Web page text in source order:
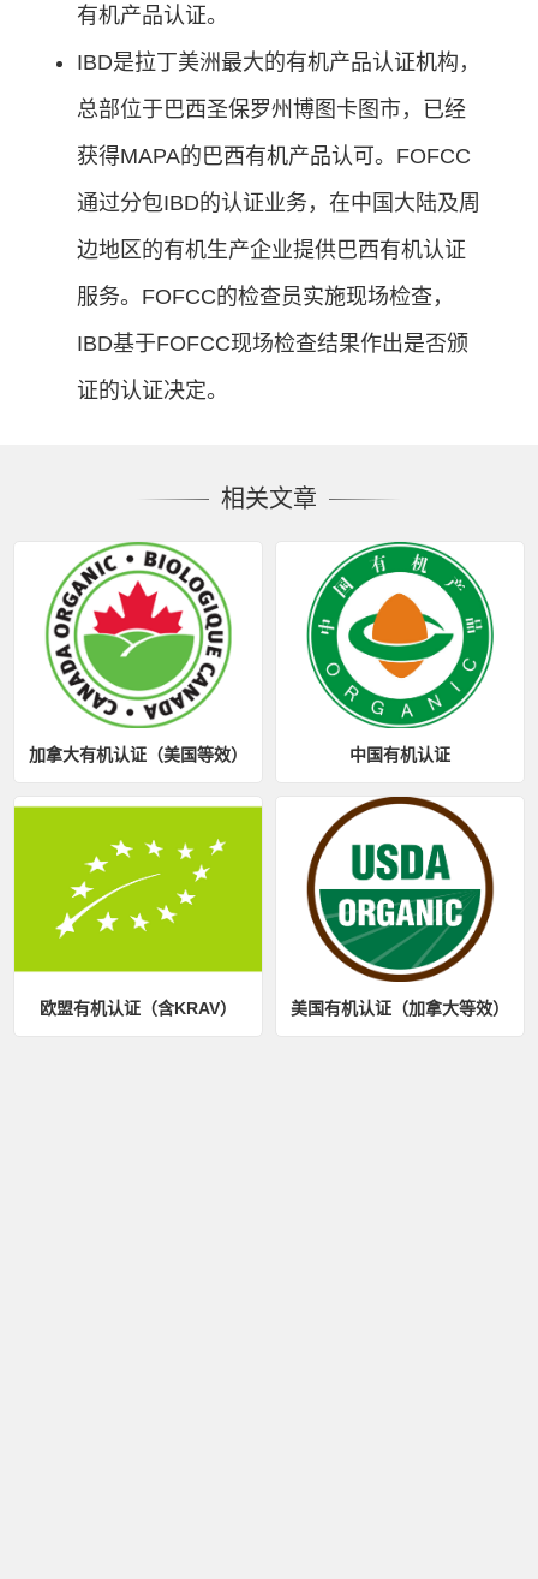
有机产品认证。
IBD是拉丁美洲最大的有机产品认证机构，
总部位于巴西圣保罗州博图卡图市，已经
获得MAPA的巴西有机产品认可。FOFCC
通过分包IBD的认证业务，在中国大陆及周
边地区的有机生产企业提供巴西有机认证
服务。FOFCC的检查员实施现场检查，
IBD基于FOFCC现场检查结果作出是否颁
证的认证决定。
相关文章
加拿大有机认证（美国等效） 中国有机认证
欧盟有机认证（含KRAV） 美国有机认证（加拿大等效）